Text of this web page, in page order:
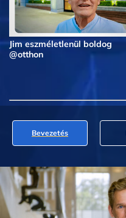
Jim eszméletlenül boldog
@otthon
Bevezetés